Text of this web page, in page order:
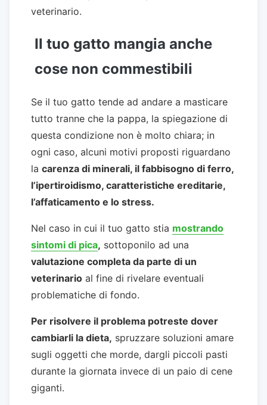
veterinario.
Il tuo gatto mangia anche
cose non commestibili
Se il tuo gatto tende ad andare a masticare
tutto tranne che la pappa, la spiegazione di
questa condizione non è molto chiara; in
ogni caso, alcuni motivi proposti riguardano
la carenza di minerali, il fabbisogno di ferro,
l’ipertiroidismo, caratteristiche ereditarie,
l’affaticamento e lo stress.
Nel caso in cui il tuo gatto stia mostrando
sintomi di pica, sottoponilo ad una
valutazione completa da parte di un
veterinario al fine di rivelare eventuali
problematiche di fondo.
Per risolvere il problema potreste dover
cambiarli la dieta, spruzzare soluzioni amare
sugli oggetti che morde, dargli piccoli pasti
durante la giornata invece di un paio di cene
giganti.